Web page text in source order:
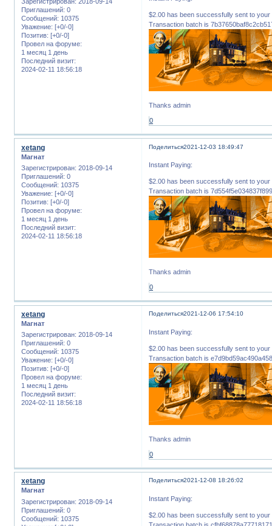
Приглашений: 0
Сообщений: 10375
Уважение: [+0/-0]
Позитив: [+0/-0]
Провел на форуме:
1 месяц 1 день
Последний визит:
2024-02-11 18:56:18
$2.00 has been successfully sent to
Transaction batch is
Thanks admin
0
Поделиться2021-12-03 18:49:47
xetang
Магнат
Зарегистрирован: 2018-09-14
Приглашений: 0
Сообщений: 10375
Уважение: [+0/-0]
Позитив: [+0/-0]
Провел на форуме:
1 месяц 1 день
Последний визит:
2024-02-11 18:56:18
Instant Paying:
$2.00 has been successfully sent to
Transaction batch is
Thanks admin
0
Поделиться2021-12-06 17:54:10
xetang
Магнат
Зарегистрирован: 2018-09-14
Приглашений: 0
Сообщений: 10375
Уважение: [+0/-0]
Позитив: [+0/-0]
Провел на форуме:
1 месяц 1 день
Последний визит:
2024-02-11 18:56:18
Instant Paying:
$2.00 has been successfully sent to
Transaction batch is
Thanks admin
0
Поделиться2021-12-08 18:26:02
xetang
Магнат
Зарегистрирован: 2018-09-14
Приглашений: 0
Сообщений: 10375
Instant Paying:
$2.00 has been successfully sent to